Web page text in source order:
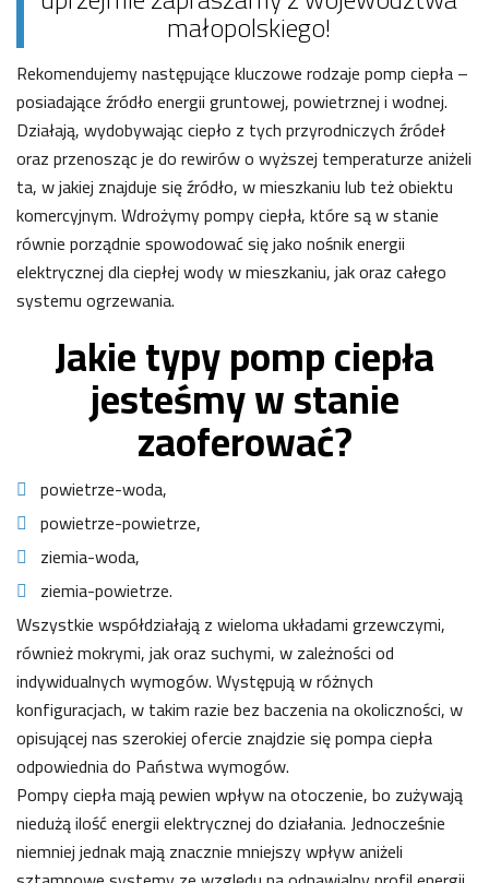
małopolskiego!
Rekomendujemy następujące kluczowe rodzaje pomp ciepła –
posiadające źródło energii gruntowej, powietrznej i wodnej.
Działają, wydobywając ciepło z tych przyrodniczych źródeł
oraz przenosząc je do rewirów o wyższej temperaturze aniżeli
ta, w jakiej znajduje się źródło, w mieszkaniu lub też obiektu
komercyjnym. Wdrożymy pompy ciepła, które są w stanie
równie porządnie spowodować się jako nośnik energii
elektrycznej dla ciepłej wody w mieszkaniu, jak oraz całego
systemu ogrzewania.
Jakie typy pomp ciepła
jesteśmy w stanie
zaoferować?
powietrze-woda,
powietrze-powietrze,
ziemia-woda,
ziemia-powietrze.
Wszystkie współdziałają z wieloma układami grzewczymi,
również mokrymi, jak oraz suchymi, w zależności od
indywidualnych wymogów. Występują w różnych
konfiguracjach, w takim razie bez baczenia na okoliczności, w
opisującej nas szerokiej ofercie znajdzie się pompa ciepła
odpowiednia do Państwa wymogów.
Pompy ciepła mają pewien wpływ na otoczenie, bo zużywają
niedużą ilość energii elektrycznej do działania. Jednocześnie
niemniej jednak mają znacznie mniejszy wpływ aniżeli